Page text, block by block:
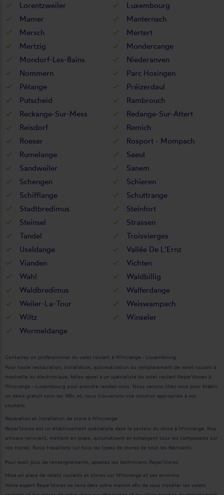
Lorentzweiler
Luxembourg
Mamer
Manternach
Mersch
Mertert
Mertzig
Mondercange
Mondorf-Les-Bains
Niederanven
Nommern
Parc Hosingen
Pétange
Préizerdaul
Putscheid
Rambrouch
Reckange-Sur-Mess
Redange-Sur-Attert
Reisdorf
Remich
Roeser
Rosport - Mompach
Rumelange
Saeul
Sandweiler
Sanem
Schengen
Schieren
Schifflange
Schuttrange
Stadtbredimus
Steinfort
Steinsel
Strassen
Tandel
Troisvierges
Useldange
Vallée De L'Ernz
Vianden
Vichten
Wahl
Waldbillig
Waldbredimus
Walferdange
Weiler-La-Tour
Weiswampach
Wiltz
Winseler
Wormeldange
Contactez un professionnel du volet roulant à Wincrange - Luxembourg
Pour toute restauration, installation, automatisation ou remplacement de volet roulant à
manivelle ou électronique, faîtes appel à un spécialiste du volet roulant Repar’stores à
Wincrange - Luxembourg pour prendre rendez-vous. Nous venons chez vous pour établir
un devis gratuit sous les 48h, et, nous trouverons une solution appropriée à vos
souhaits.
Réparation et installation de store à Wincrange
Repar’stores est un établissement spécialiste dans le secteur du store à Wincrange. Nos
artisans rénovent, mettent en place, automatisent et échangent tous les composants sur
vos stores. Nous travaillons sur tous les types de stores de tous les fabricants.
Pour avoir plus de renseignements, appelez les techniciens Repar’stores
Mise en place de volets roulants et stores sur Wincrange et ses environs
Votre expert Repar’stores se rend dans votre maison afin de vous installer les volets